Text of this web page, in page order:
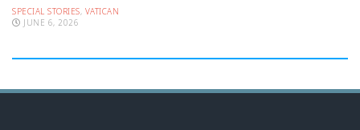
SPECIAL STORIES, VATICAN
JUNE 6, 2026